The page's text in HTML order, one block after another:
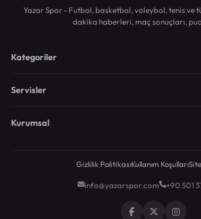
Yazar Spor - Futbol, basketbol, voleybol, tenis ve
dakika haberleri, maç sonuçları,
Kategoriler
Servisler
Kurumsal
Gizlilik PolitikasıKullanım Koşulları
info@yazarspor.com +90 501